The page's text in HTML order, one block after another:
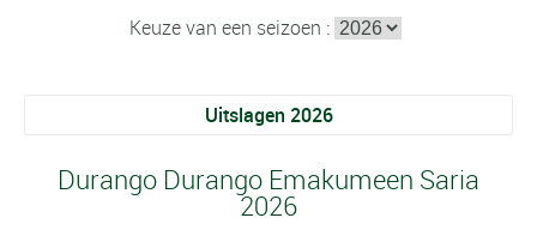
Keuze van een seizoen :
Uitslagen 2026
Durango Durango Emakumeen Saria
2026